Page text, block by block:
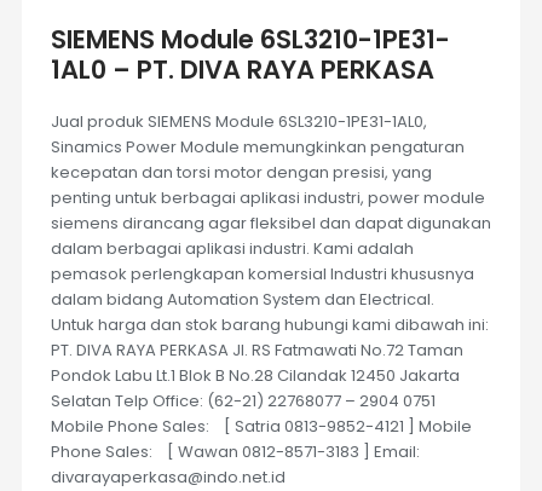
SIEMENS Module 6SL3210-1PE31-
1AL0 – PT. DIVA RAYA PERKASA
Jual produk SIEMENS Module 6SL3210-1PE31-1AL0,
Sinamics Power Module memungkinkan pengaturan
kecepatan dan torsi motor dengan presisi, yang
penting untuk berbagai aplikasi industri, power module
siemens dirancang agar fleksibel dan dapat digunakan
dalam berbagai aplikasi industri. Kami adalah
pemasok perlengkapan komersial Industri khususnya
dalam bidang Automation System dan Electrical.
Untuk harga dan stok barang hubungi kami dibawah ini:
PT. DIVA RAYA PERKASA Jl. RS Fatmawati No.72 Taman
Pondok Labu Lt.1 Blok B No.28 Cilandak 12450 Jakarta
Selatan Telp Office: (62-21) 22768077 – 2904 0751
Mobile Phone Sales: [ Satria 0813-9852-4121 ] Mobile
Phone Sales: [ Wawan 0812-8571-3183 ] Email:
divarayaperkasa@indo.net.id